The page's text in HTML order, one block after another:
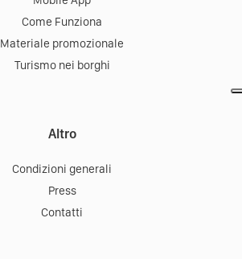
Come Funziona
Materiale promozionale
Turismo nei borghi
Altro
Condizioni generali
Press
Contatti